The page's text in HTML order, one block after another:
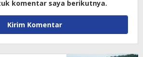
komentar saya berikutnya.